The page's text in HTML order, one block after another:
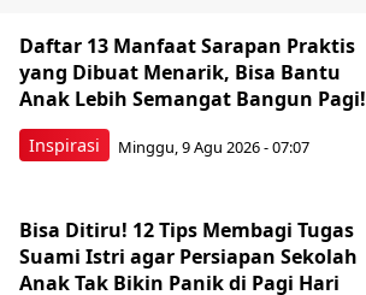
Inspirasi
Daftar 13 Manfaat Sarapan Praktis
yang Dibuat Menarik, Bisa Bantu
Anak Lebih Semangat Bangun Pagi!
Minggu, 9 Agu 2026 - 07:07
Bisa Ditiru! 12 Tips Membagi Tugas
Suami Istri agar Persiapan Sekolah
Anak Tak Bikin Panik di Pagi Hari